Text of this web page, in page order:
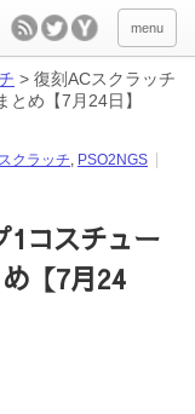
menu
> 復刻ACスクラッチ
とめ【7月24日】
スクラッチ, PSO2NGS
1コスチュー
【7月24